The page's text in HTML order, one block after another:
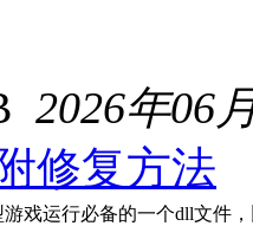
2026年06
修复方法
游戏运行必备的一个dll文件